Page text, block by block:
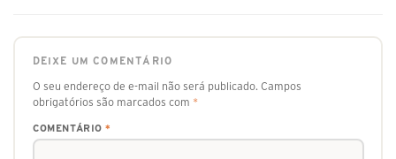
DEIXE UM COMENTÁRIO
O seu endereço de e-mail não será publicado. Campos
obrigatórios são marcados com *
COMENTÁRIO *